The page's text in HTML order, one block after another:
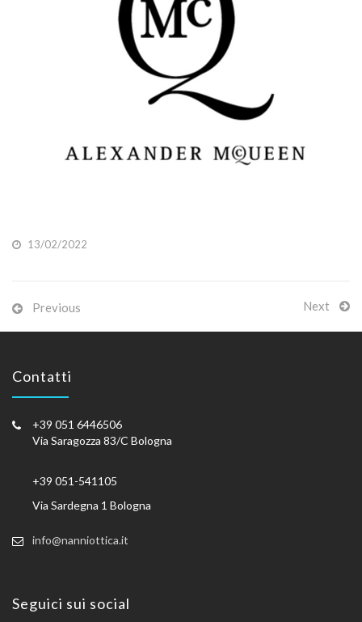
13/02/2022
Previous Next
Contatti
+39 051 6446506
Via Saragozza 83/C Bologna
+39 051-541105
Via Sardegna 1 Bologna
info@nanniottica.it
Seguici sui social